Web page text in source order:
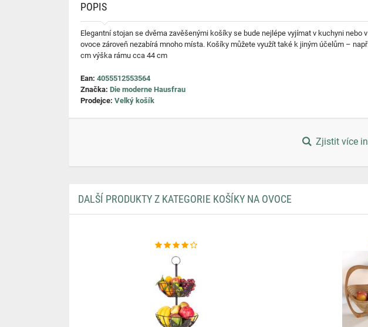
POPIS
Elegantní stojan se dvěma zavěšenými košíky se bude nejlépe vyjímat v kuchyni
ovoce zároveň nezabírá mnoho místa. Košíky můžete využít také k jiným účelům –
cm výška rámu cca 44 cm
Ean: 4055512553564
Značka: Die moderne Hausfrau
Prodejce: Velký košík
Zjistit více
DALŠÍ PRODUKTY Z KATEGORIE KOŠÍKY NA OVOCE